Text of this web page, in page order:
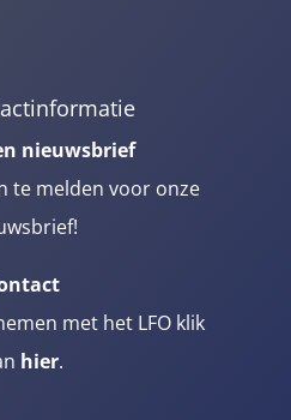
nieuwsbrief
te melden voor onze
met het LFO klik
hier.